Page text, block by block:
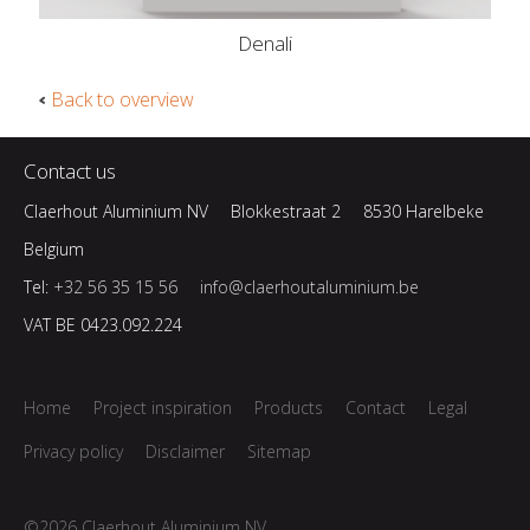
Denali
Back to overview
Contact us
Claerhout Aluminium NV Blokkestraat 2
8530 Harelbeke
Belgium
Tel: +32 56 35 15 56
info@claerhoutaluminium.be
VAT BE 0423.092.224
Home Project inspiration Products Contact
Legal
Privacy policy
Disclaimer Sitemap